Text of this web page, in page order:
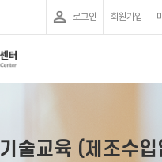
로그인 회원가입
기술교육 (제조수입